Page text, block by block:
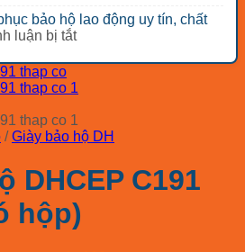
rẻ
đáng
nhất
2026
công
trình
ưu
chi
phí
loại
nhóm
bị
cho
ngành
bảo hộ lao động uy tín, chất
luận bị tắtở
tiêu
chí
chọn
đồng
phục
bảo
lao
uy
tín,
/ Giày bảo hộ DH
DHCEP C191
hộp)